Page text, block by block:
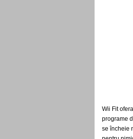
Wii Fit
programe
se încheie